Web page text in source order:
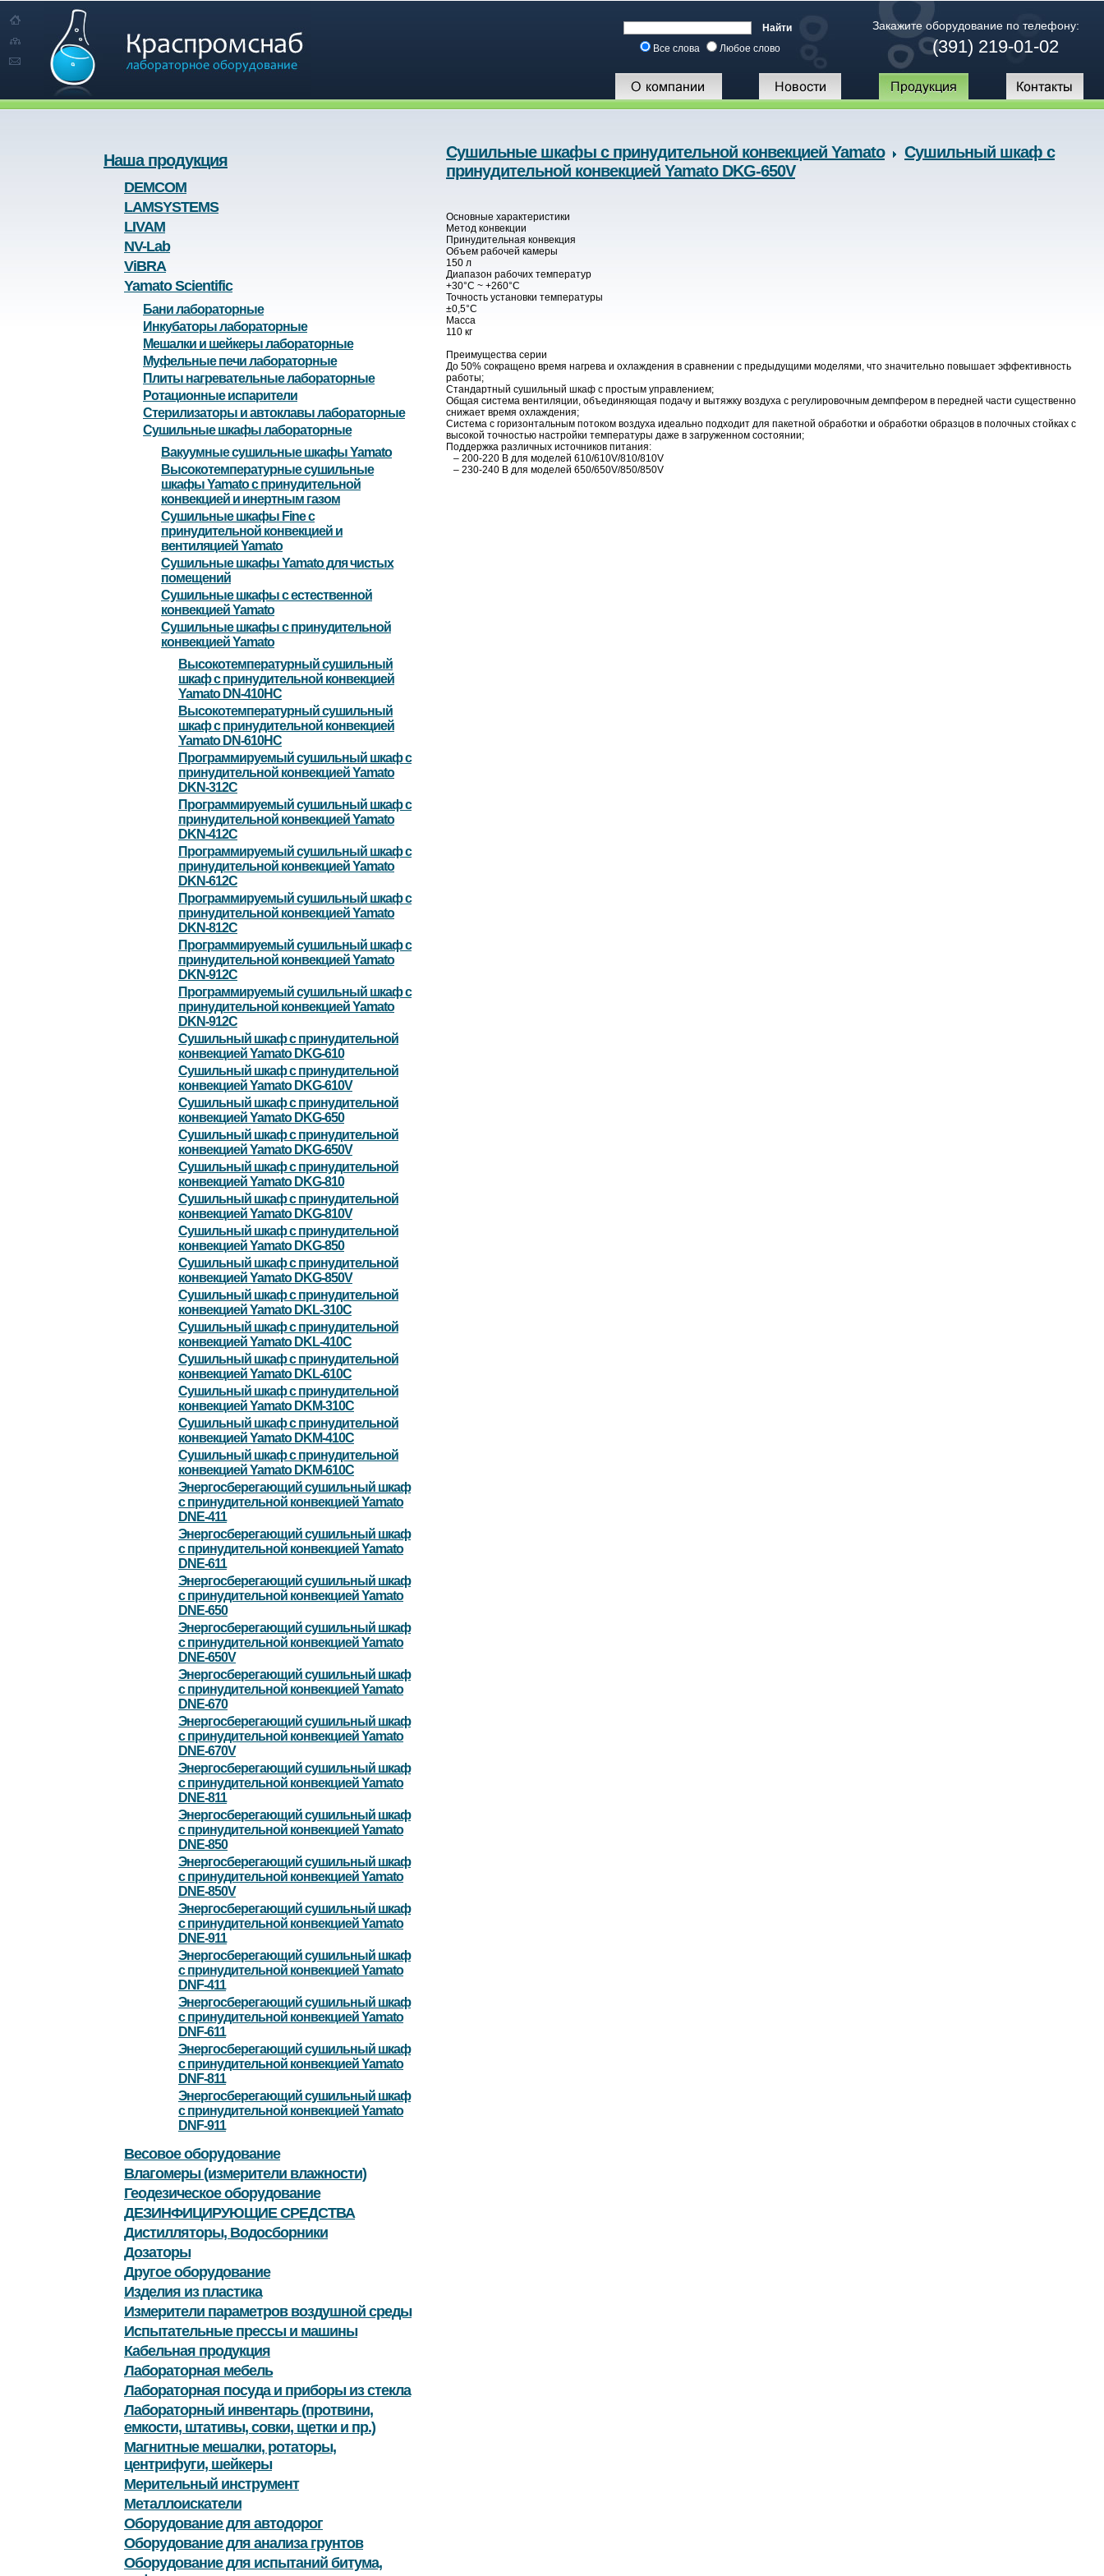
Все слова Любое слово
Закажите оборудование по телефону:
(391) 219-01-02
Наша продукция
DEMCOM
LAMSYSTEMS
LIVAM
NV-Lab
ViBRA
Yamato Scientific
Бани лабораторные
Инкубаторы лабораторные
Мешалки и шейкеры лабораторные
Муфельные печи лабораторные
Плиты нагревательные лабораторные
Ротационные испарители
Стерилизаторы и автоклавы лабораторные
Сушильные шкафы лабораторные
Вакуумные сушильные шкафы Yamato
Высокотемпературные сушильные
шкафы Yamato с принудительной
конвекцией и инертным газом
Сушильные шкафы Fine с
принудительной конвекцией и
вентиляцией Yamato
Сушильные шкафы Yamato для чистых
помещений
Сушильные шкафы с естественной
конвекцией Yamato
Сушильные шкафы с принудительной
конвекцией Yamato
Высокотемпературный сушильный
шкаф с принудительной конвекцией
Yamato DN-410HC
Высокотемпературный сушильный
шкаф с принудительной конвекцией
Yamato DN-610HC
Программируемый сушильный шкаф с
принудительной конвекцией Yamato
DKN-312С
Программируемый сушильный шкаф с
принудительной конвекцией Yamato
DKN-412С
Программируемый сушильный шкаф с
принудительной конвекцией Yamato
DKN-612С
Программируемый сушильный шкаф с
принудительной конвекцией Yamato
DKN-812С
Программируемый сушильный шкаф с
принудительной конвекцией Yamato
DKN-912С
Программируемый сушильный шкаф с
принудительной конвекцией Yamato
DKN-912С
Сушильный шкаф с принудительной
конвекцией Yamato DKG-610
Сушильный шкаф с принудительной
конвекцией Yamato DKG-610V
Сушильный шкаф с принудительной
конвекцией Yamato DKG-650
Сушильный шкаф с принудительной
конвекцией Yamato DKG-650V
Сушильный шкаф с принудительной
конвекцией Yamato DKG-810
Сушильный шкаф с принудительной
конвекцией Yamato DKG-810V
Сушильный шкаф с принудительной
конвекцией Yamato DKG-850
Сушильный шкаф с принудительной
конвекцией Yamato DKG-850V
Сушильный шкаф с принудительной
конвекцией Yamato DKL-310C
Сушильный шкаф с принудительной
конвекцией Yamato DKL-410C
Сушильный шкаф с принудительной
конвекцией Yamato DKL-610C
Сушильный шкаф с принудительной
конвекцией Yamato DKM-310С
Сушильный шкаф с принудительной
конвекцией Yamato DKM-410С
Сушильный шкаф с принудительной
конвекцией Yamato DKM-610С
Энергосберегающий сушильный шкаф
с принудительной конвекцией Yamato
DNE-411
Энергосберегающий сушильный шкаф
с принудительной конвекцией Yamato
DNE-611
Энергосберегающий сушильный шкаф
с принудительной конвекцией Yamato
DNE-650
Энергосберегающий сушильный шкаф
с принудительной конвекцией Yamato
DNE-650V
Энергосберегающий сушильный шкаф
с принудительной конвекцией Yamato
DNE-670
Энергосберегающий сушильный шкаф
с принудительной конвекцией Yamato
DNE-670V
Энергосберегающий сушильный шкаф
с принудительной конвекцией Yamato
DNE-811
Энергосберегающий сушильный шкаф
с принудительной конвекцией Yamato
DNE-850
Энергосберегающий сушильный шкаф
с принудительной конвекцией Yamato
DNE-850V
Энергосберегающий сушильный шкаф
с принудительной конвекцией Yamato
DNE-911
Энергосберегающий сушильный шкаф
с принудительной конвекцией Yamato
DNF-411
Энергосберегающий сушильный шкаф
с принудительной конвекцией Yamato
DNF-611
Энергосберегающий сушильный шкаф
с принудительной конвекцией Yamato
DNF-811
Энергосберегающий сушильный шкаф
с принудительной конвекцией Yamato
DNF-911
Весовое оборудование
Влагомеры (измерители влажности)
Геодезическое оборудование
ДЕЗИНФИЦИРУЮЩИЕ СРЕДСТВА
Дистилляторы, Водосборники
Дозаторы
Другое оборудование
Изделия из пластика
Измерители параметров воздушной среды
Испытательные прессы и машины
Кабельная продукция
Лабораторная мебель
Лабораторная посуда и приборы из стекла
Лабораторный инвентарь (протвини,
емкости, штативы, совки, щетки и пр.)
Магнитные мешалки, ротаторы,
центрифуги, шейкеры
Мерительный инструмент
Металлоискатели
Оборудование для автодорог
Оборудование для анализа грунтов
Оборудование для испытаний битума,
Сушильные шкафы с принудительной конвекцией Yamato
Сушильный шкаф с
принудительной конвекцией Yamato DKG-650V
Основные характеристики
Метод конвекции
Принудительная конвекция
Объем рабочей камеры
150 л
Диапазон рабочих температур
+30°С ~ +260°С
Точность установки температуры
±0,5°C
Масса
110 кг
Преимущества серии
До 50% сокращено время нагрева и охлаждения в сравнении с предыдущими моделями, что значительно повышает эффективность
работы;
Стандартный сушильный шкаф с простым управлением;
Общая система вентиляции, объединяющая подачу и вытяжку воздуха с регулировочным демпфером в передней части существенно
снижает время охлаждения;
Система с горизонтальным потоком воздуха идеально подходит для пакетной обработки и обработки образцов в полочных стойках с
высокой точностью настройки температуры даже в загруженном состоянии;
Поддержка различных источников питания:
– 200-220 В для моделей 610/610V/810/810V
– 230-240 В для моделей 650/650V/850/850V